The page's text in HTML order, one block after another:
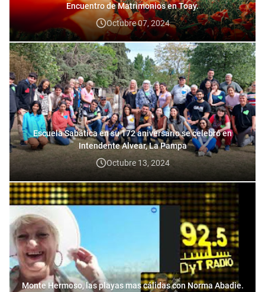
Encuentro de Matrimonios en Toay.
Octubre 07, 2024
Escuela Sabática en su 172 aniversario se celebró en
Intendente Alvear, La Pampa
Octubre 13, 2024
Monte Hermoso, las playas mas cálidas con Norma Abadie.